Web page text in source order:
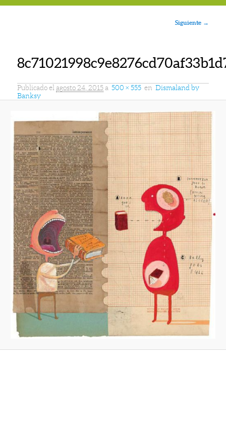
Siguiente →
Publicado el agosto 24, 2015a 500 × 555 en Dismaland by
Banksy